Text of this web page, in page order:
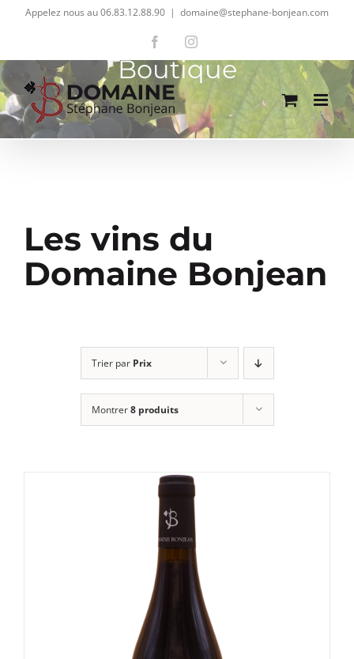
Passer
contenu
Appelez nous au 06.83.12.88.90 | domaine@stephane-bonjean.com
FacebookInstagram
Boutique
Les vins du
Domaine Bonjean
Trier par Prix
Montrer8 produits